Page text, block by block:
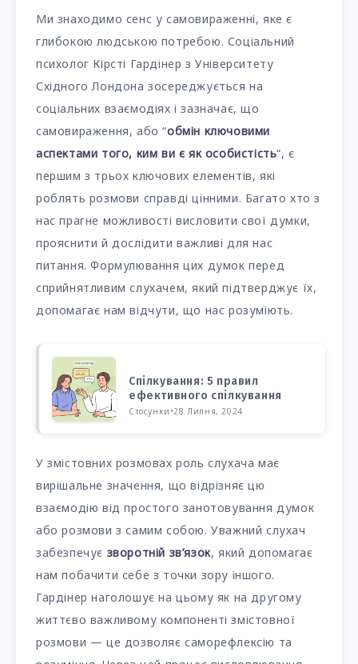
Ми знаходимо сенс у самовираженні, яке є
глибокою людською потребою. Соціальний
психолог Кірсті Гардінер з Університету
Східного Лондона зосереджується на
соціальних взаємодіях і зазначає, що
самовираження, або “обмін ключовими
аспектами того, ким ви є як особистість“, є
першим з трьох ключових елементів, які
роблять розмови справді цінними. Багато хто з
нас прагне можливості висловити свої думки,
прояснити й дослідити важливі для нас
питання. Формулювання цих думок перед
сприйнятливим слухачем, який підтверджує їх,
допомагає нам відчути, що нас розуміють.
Спілкування: 5 правил
ефективного спілкування
Стосунки •28 Липня, 2024
У змістовних розмовах роль слухача має
вирішальне значення, що відрізняє цю
взаємодію від простого занотовування думок
або розмови з самим собою. Уважний слухач
забезпечує зворотній зв’язок, який допомагає
нам побачити себе з точки зору іншого.
Гардінер наголошує на цьому як на другому
життєво важливому компоненті змістовної
розмови — це дозволяє саморефлексію та